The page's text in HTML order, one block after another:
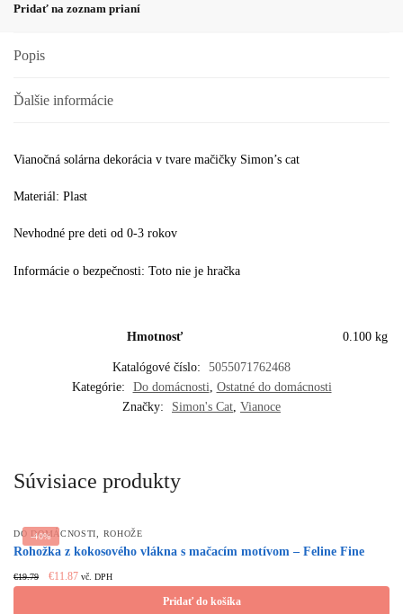
Pridať na zoznam prianí
Popis
Ďalšie informácie
Vianočná solárna dekorácia v tvare mačičky Simon’s cat
Materiál: Plast
Nevhodné pre deti od 0-3 rokov
Informácie o bezpečnosti: Toto nie je hračka
Hmotnosť 0.100 kg
Katalógové číslo:
5055071762468
Kategórie:
Do domácnosti, Ostatné do domácnosti
Značky:
Simon's Cat, Vianoce
Súvisiace produkty
-40%
DO DOMÁCNOSTI ROHOŽE
Rohožka z kokosového vlákna s mačacím motívom – Feline Fine
€19.79
Original
price
€11.87Current
price
vč. DPH
Pridať do košíka